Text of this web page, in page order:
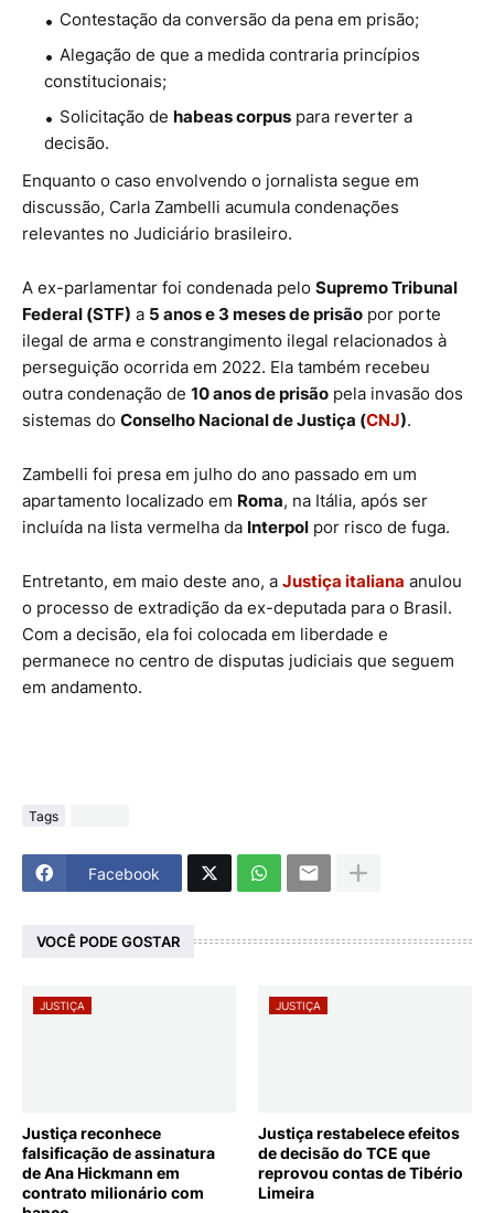
Contestação da conversão da pena em prisão;
Alegação de que a medida contraria princípios
constitucionais;
Solicitação de habeas corpus para reverter a
decisão.
Enquanto o caso envolvendo o jornalista segue em
discussão, Carla Zambelli acumula condenações
relevantes no Judiciário brasileiro.
A ex-parlamentar foi condenada pelo Supremo Tribunal
Federal (STF) a 5 anos e 3 meses de prisão por porte
ilegal de arma e constrangimento ilegal relacionados à
perseguição ocorrida em 2022. Ela também recebeu
outra condenação de 10 anos de prisão pela invasão dos
sistemas do Conselho Nacional de Justiça (CNJ).
Zambelli foi presa em julho do ano passado em um
apartamento localizado em Roma, na Itália, após ser
incluída na lista vermelha da Interpol por risco de fuga.
Entretanto, em maio deste ano, a Justiça italiana anulou
o processo de extradição da ex-deputada para o Brasil.
Com a decisão, ela foi colocada em liberdade e
permanece no centro de disputas judiciais que seguem
em andamento.
Tags
Facebook
VOCÊ PODE GOSTAR
JUSTIÇA
Justiça reconhece
falsificação de assinatura
de Ana Hickmann em
contrato milionário com
JUSTIÇA
Justiça restabelece efeitos
de decisão do TCE que
reprovou contas de Tibério
Limeira